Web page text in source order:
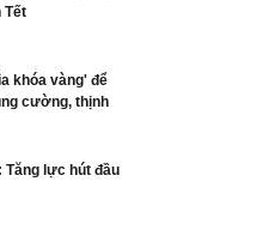
Tết
khóa vàng' để
cường, thịnh
Tăng lực hút đầu